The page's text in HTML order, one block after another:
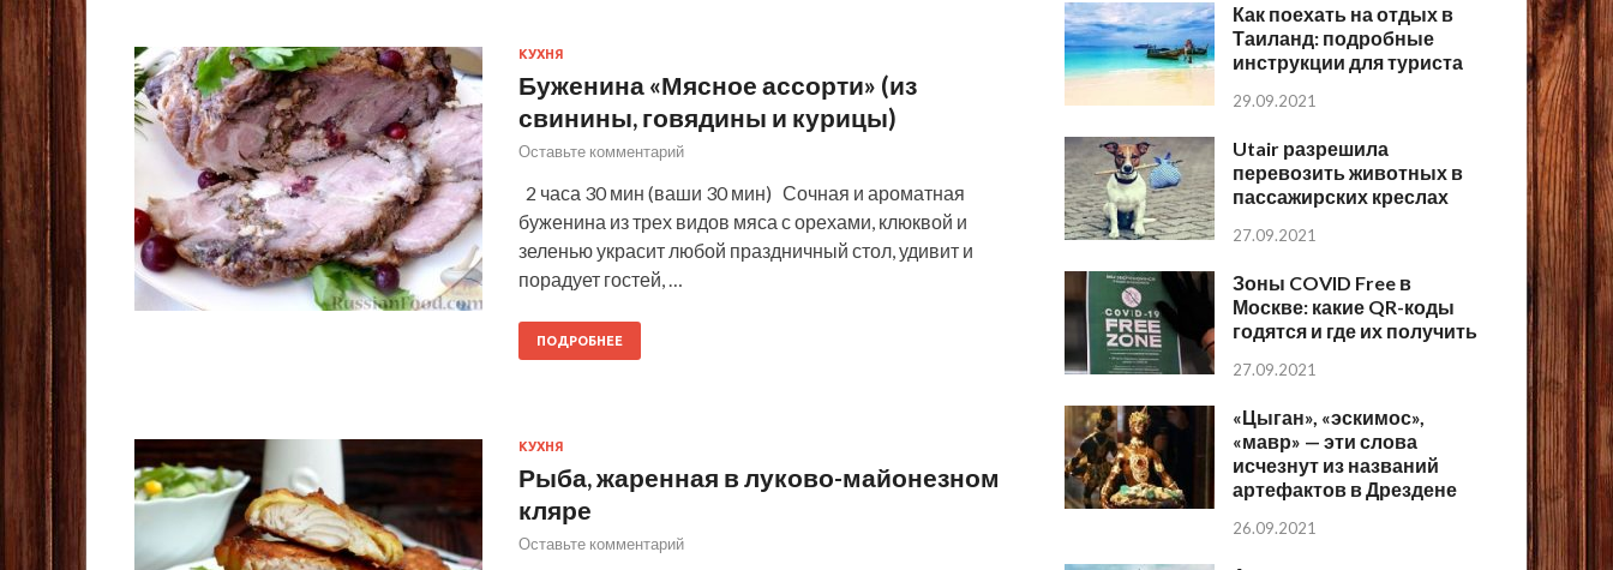
КУХНЯ
Буженина «Мясное ассорти» (из
свинины, говядины и курицы)
Оставьте комментарий
2 часа 30 мин (ваши 30 мин) Сочная и ароматная
буженина из трех видов мяса с орехами, клюквой и
зеленью украсит любой праздничный стол, удивит и
порадует гостей, …
ПОДРОБНЕЕ
КУХНЯ
Рыба, жаренная в луково-майонезном
кляре
Оставьте комментарий
Как поехать на отдых в
Таиланд: подробные
инструкции для туриста
29.09.2021
Utair разрешила
перевозить животных в
пассажирских креслах
27.09.2021
Зоны COVID Free в
Москве: какие QR-коды
годятся и где их получить
27.09.2021
«Цыган», «эскимос»,
«мавр» — эти слова
исчезнут из названий
артефактов в Дрездене
26.09.2021